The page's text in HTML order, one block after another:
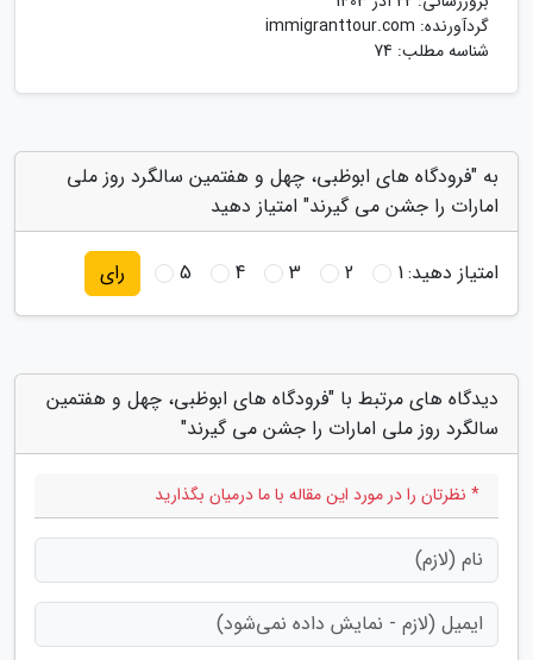
گردآورنده: immigranttour.com
شناسه مطلب: 74
به "فرودگاه های ابوظبی، چهل و هفتمین سالگرد روز ملی
امارات را جشن می گیرند" امتیاز دهید
امتیاز دهید:1
2
3
4
5 رای
دیدگاه های مرتبط با "فرودگاه های ابوظبی، چهل و هفتمین
سالگرد روز ملی امارات را جشن می گیرند"
* نظرتان را در مورد این مقاله با ما درمیان بگذارید